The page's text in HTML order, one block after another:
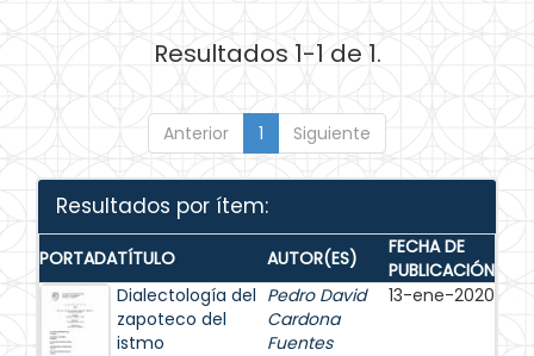
Resultados 1-1 de 1.
Anterior 1 Siguiente
Resultados por ítem:
PORTADATÍTULO AUTOR(ES)
FECHA DE
PUBLICACIÓN
Dialectología del
zapoteco del
istmo
Pedro David
Cardona
Fuentes
13-ene-2020